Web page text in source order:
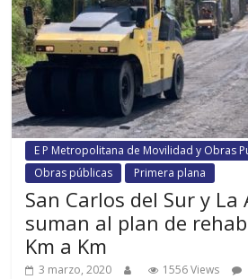
E P Metropolitana de Movilidad y Obras
Obras públicas
Primera plana
San Carlos del Sur y La
suman al plan de
Km a Km
3 marzo, 2020 1556 Views